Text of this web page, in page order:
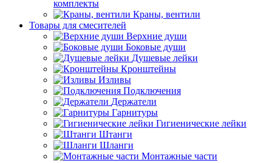
комплекты
Краны, вентили
Товары для смесителей
Верхние души
Боковые души
Душевые лейки
Кронштейны
Изливы
Подключения
Держатели
Гарнитуры
Гигиенические лейки
Штанги
Шланги
Монтажные части